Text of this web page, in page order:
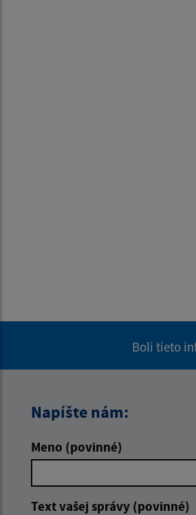
Boli tieto
Napíšte nám:
Meno (povinné)
Text vašej správy (povinné)